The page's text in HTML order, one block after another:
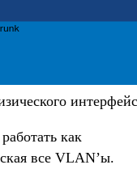
как
все VLAN’ы.